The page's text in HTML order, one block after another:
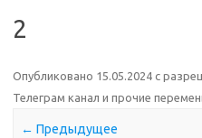
2
Опубликовано 15.05.2024 с
Телеграм канал и прочие
← Предыдущее